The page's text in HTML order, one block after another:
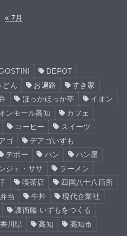
« 7月
DEPOT
どん お遍路
すき家
ほっかほっか亭
イオン
ンモール高知
カフェ
コーヒー
スイーツ
ゴ
デアゴいずも
デポー パン
パン屋
ジェ・ササ
ラーメン
喫茶店
四国八十八箇所
弁当 牛丼
現代企業社
護衛艦 いずもをつくる
香川県 高知 高知市